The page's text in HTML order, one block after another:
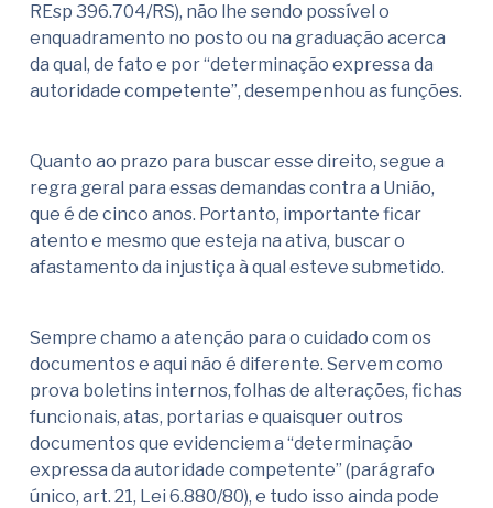
REsp 396.704/RS), não lhe sendo possível o
enquadramento no posto ou na graduação acerca
da qual, de fato e por “determinação expressa da
autoridade competente”, desempenhou as funções.
Quanto ao prazo para buscar esse direito, segue a
regra geral para essas demandas contra a União,
que é de cinco anos. Portanto, importante ficar
atento e mesmo que esteja na ativa, buscar o
afastamento da injustiça à qual esteve submetido.
Sempre chamo a atenção para o cuidado com os
documentos e aqui não é diferente. Servem como
prova boletins internos, folhas de alterações, fichas
funcionais, atas, portarias e quaisquer outros
documentos que evidenciem a “determinação
expressa da autoridade competente” (parágrafo
único, art. 21, Lei 6.880/80), e tudo isso ainda pode